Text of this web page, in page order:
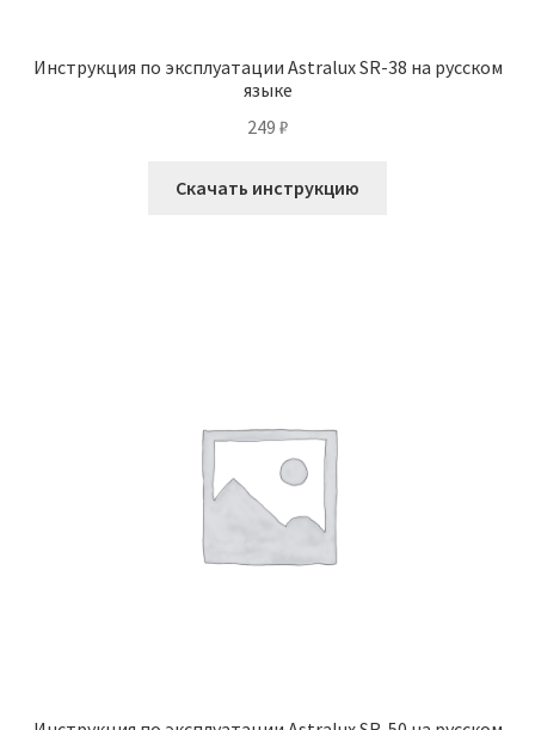
Инструкция по эксплуатации Astralux SR-38 на русском
языке
249 ₽
Скачать инструкцию